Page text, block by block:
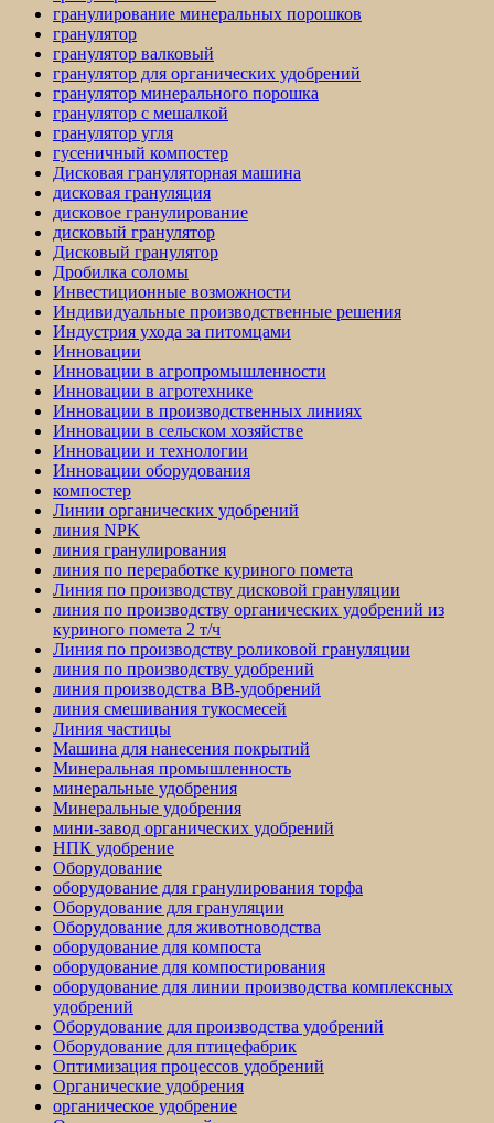
гранулирование минеральных порошков
гранулятор
гранулятор валковый
гранулятор для органических удобрений
гранулятор минерального порошка
гранулятор с мешалкой
гранулятор угля
гусеничный компостер
Дисковая грануляторная машина
дисковая грануляция
дисковое гранулирование
дисковый гранулятор
Дисковый гранулятор
Дробилка соломы
Инвестиционные возможности
Индивидуальные производственные решения
Индустрия ухода за питомцами
Инновации
Инновации в агропромышленности
Инновации в агротехнике
Инновации в производственных линиях
Инновации в сельском хозяйстве
Инновации и технологии
Инновации оборудования
компостер
Линии органических удобрений
линия NPK
линия гранулирования
линия по переработке куриного помета
Линия по производству дисковой грануляции
линия по производству органических удобрений из
куриного помета 2 т/ч
Линия по производству роликовой грануляции
линия по производству удобрений
линия производства BB-удобрений
линия смешивания тукосмесей
Линия частицы
Машина для нанесения покрытий
Минеральная промышленность
минеральные удобрения
Минеральные удобрения
мини-завод органических удобрений
НПК удобрение
Оборудование
оборудование для гранулирования торфа
Оборудование для грануляции
Оборудование для животноводства
оборудование для компоста
оборудование для компостирования
оборудование для линии производства комплексных
удобрений
Оборудование для производства удобрений
Оборудование для птицефабрик
Оптимизация процессов удобрений
Органические удобрения
органическое удобрение